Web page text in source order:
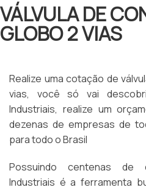
VÁLVULA DE
GLOBO 2 VIAS
Realize uma cotação de
vias, você só vai
Industriais, realize um
dezenas de empresas de
para todo o Brasil
Possuindo centenas de
Industriais é a ferramenta